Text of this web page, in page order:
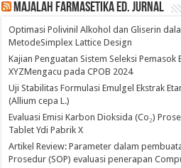
Majalah Farmasetika Ed. Jurnal
Optimasi Polivinil Alkohol dan Gliserin
MetodeSimplex Lattice Design
Kajian Penguatan Sistem Seleksi Pemasok
XYZMengacu pada CPOB 2024
Uji Stabilitas Formulasi Emulgel Ekstrak
(Allium cepa L.)
Evaluasi Emisi Karbon Dioksida (Co₂)
Tablet Ydi Pabrik X
Artikel Review: Parameter dalam
Prosedur (SOP) evaluasi penerapan